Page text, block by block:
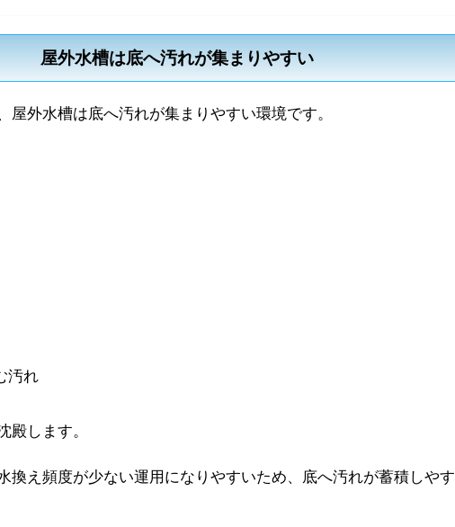
屋外水槽は底へ汚れが集まりやすい
屋外水槽は底へ汚れが集まりやすい環境です。
汚れ
殿します。
換え頻度が少ない運用になりやすいため、底へ汚れが蓄積しやす